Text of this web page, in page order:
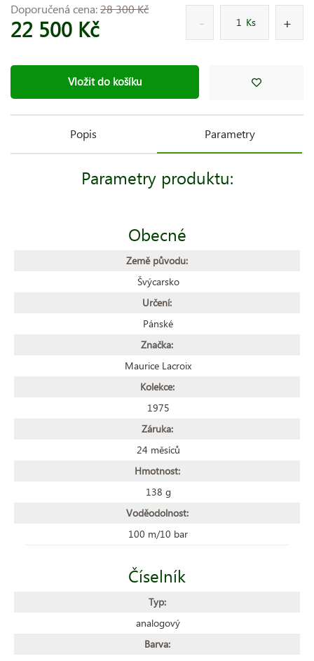
Doporučená cena:28 300 Kč
22 500 Kč Ks
Vložit do košíku
Popis Parametry
Parametry produktu:
Obecné
Země původu:
Švýcarsko
Určení:
Pánské
Značka:
Maurice Lacroix
Kolekce:
1975
Záruka:
24 měsíců
Hmotnost:
138 g
Voděodolnost:
100 m/10 bar
Číselník
Typ:
analogový
Barva: